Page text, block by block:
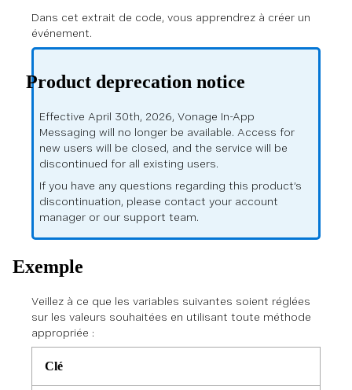
Dans cet extrait de code, vous apprendrez à créer un
événement.
Product deprecation notice
Effective April 30th, 2026, Vonage In-App
Messaging will no longer be available. Access for
new users will be closed, and the service will be
discontinued for all existing users.
If you have any questions regarding this product’s
discontinuation, please contact your account
manager or our support team.
Exemple
Veillez à ce que les variables suivantes soient réglées
sur les valeurs souhaitées en utilisant toute méthode
appropriée :
Clé